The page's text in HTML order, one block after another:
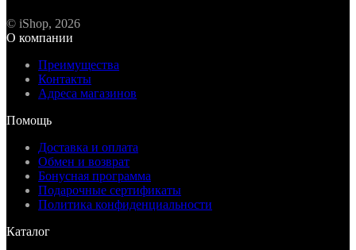
© iShop, 2026
О компании
Преимущества
Контакты
Адреса магазинов
Помощь
Доставка и оплата
Обмен и возврат
Бонусная программа
Подарочные сертификаты
Политика конфиденциальности
Каталог